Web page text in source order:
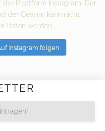
Instagram folgen